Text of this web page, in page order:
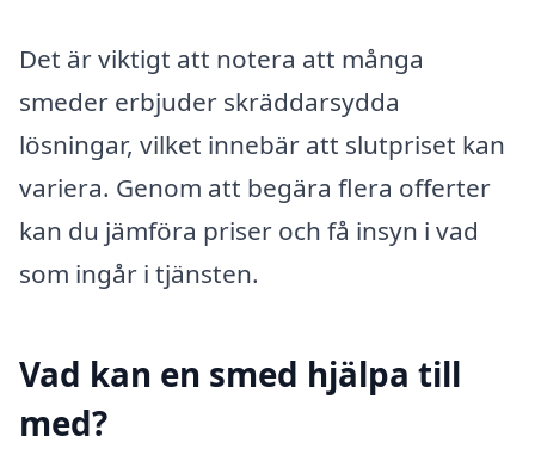
Det är viktigt att notera att många
smeder erbjuder skräddarsydda
lösningar, vilket innebär att slutpriset kan
variera. Genom att begära flera offerter
kan du jämföra priser och få insyn i vad
som ingår i tjänsten.
Vad kan en smed hjälpa till
med?